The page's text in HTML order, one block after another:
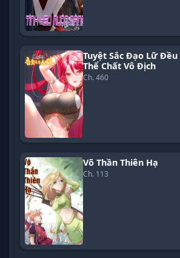
Tuyệt Sắc Đạo Lữ
Thể Chất Vô Địch
Ch. 460
Võ Thần Thiên Hạ
Ch. 113